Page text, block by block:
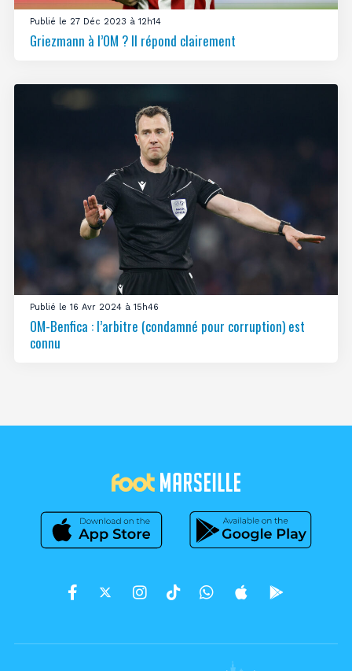
Publié le 27 Déc 2023 à 12h14
Griezmann à l’OM ? Il répond clairement
Publié le 16 Avr 2024 à 15h46
OM-Benfica : l’arbitre (condamné pour corruption) est
connu